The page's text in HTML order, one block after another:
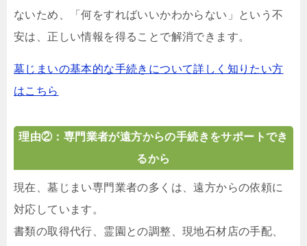
ないため、「何をすればいいかわからない」という不
安は、正しい情報を得ることで解消できます。
墓じまいの基本的な手続きについて詳しく知りたい方
はこちら
理由②：専門業者が遠方からの手続きをサポートでき
るから
現在、墓じまい専門業者の多くは、遠方からの依頼に
対応しています。
書類の取得代行、霊園との調整、現地石材店の手配、